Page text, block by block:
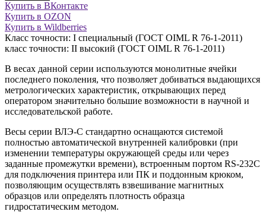
Купить в ВКонтакте
Купить в OZON
Купить в Wildberries
Класс точности: I специальный (ГОСТ OIML R 76-1-2011)
класс точности: II высокий (ГОСТ OIML R 76-1-2011)
В весах данной серии используются монолитные ячейки
последнего поколения, что позволяет добиваться выдающихся
метрологических характеристик, открывающих перед
оператором значительно большие возможности в научной и
исследовательской работе.
Весы серии ВЛЭ-С стандартно оснащаются системой
полностью автоматической внутренней калибровки (при
изменении температуры окружающей среды или через
заданные промежутки времени), встроенным портом RS-232C
для подключения принтера или ПК и поддонным крюком,
позволяющим осуществлять взвешивание магнитных
образцов или определять плотность образца
гидростатическим методом.